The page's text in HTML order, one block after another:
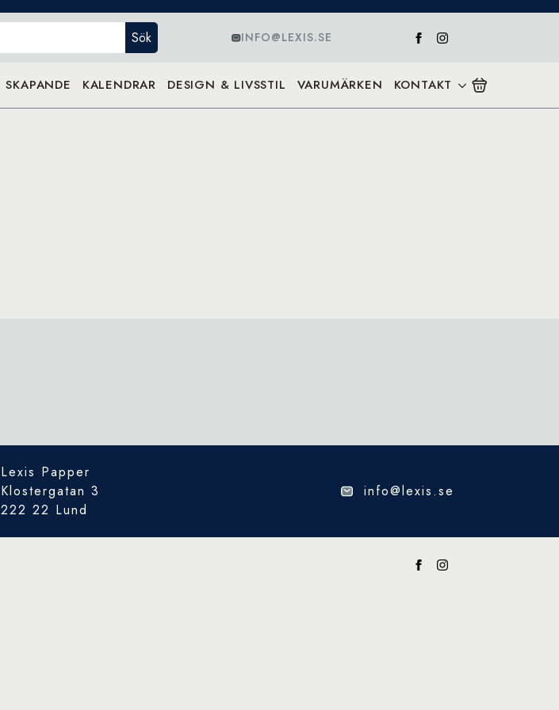
Sök INFO@LEXIS.SE
SKAPANDE KALENDRAR DESIGN & LIVSSTIL VARUMÄRKEN KONTAKT
Lexis Papper
Klostergatan 3
222 22 Lund
info@lexis.se